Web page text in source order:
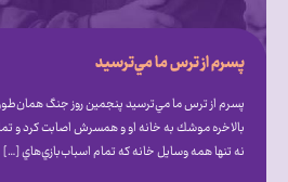
پسرم از ترس ما مي‌ترسيد
پسرم از ترس ما مي‌ترسيد پنجمين روز جنگ
بالاخره موشك به خانه او و همسرش اصابت كرد و
نه تنها همه وسايل خانه كه تمام اسباب‌بازي‌هاي […]